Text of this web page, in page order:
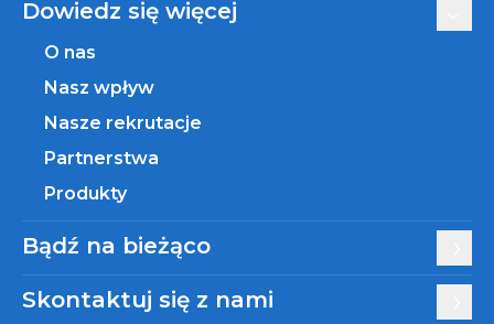
Dowiedz się więcej
O nas
Nasz wpływ
Nasze rekrutacje
Partnerstwa
Produkty
Bądź na bieżąco
Skontaktuj się z nami